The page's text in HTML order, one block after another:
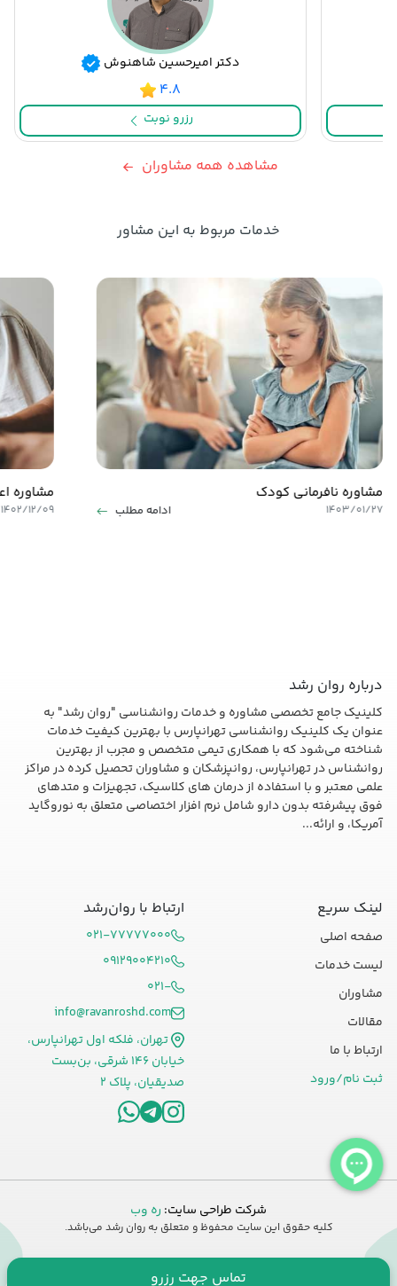
دکتر امیرحسین شاهنوش
۴.۸
رزرو نوبت
مشاهده همه مشاوران
خدمات مربوط به این مشاور
مشاوره نافرمانی کودک
۱۴۰۳/۰۱/۲۷ ادامه مطلب
مشاوره
۱۴۰۲/۱۲/۰۹
تماس جهت رزرو
درباره روان رشد
کلینیک جامع تخصصی مشاوره و خدمات روانشناسی "روان رشد" به
عنوان یک کلینیک روانشناسی تهرانپارس با بهترین کیفیت خدمات
شناخته می‌شود که با همکاری تیمی متخصص و مجرب از بهترین
روانشناس در تهرانپارس، روانپزشکان و مشاوران تحصیل کرده در مراکز
علمی معتبر و با استفاده از درمان های کلاسیک، تجهیزات و متدهای
فوق پیشرفته بدون دارو شامل نرم افزار اختصاصی متعلق به نوروگاید
آمریکا، و ارائه...
لینک سریع
صفحه اصلی
لیست خدمات
مشاوران
مقالات
ارتباط با ما
ثبت نام/ورود
ارتباط با روان‌رشد
۰۲۱-۷۷۷۷۷۰۰۰
۰۹۱۲۹۰۰۴۲۱۰
۰۲۱-
info@ravanroshd.com
تهران، فلکه اول تهرانپارس،
خیابان ۱۴۶ شرقی، بن‌بست
صدیقیان، پلاک ۲
شرکت طراحی سایت: ره وب
کلیه حقوق این سایت محفوظ و متعلق به روان رشد می‌باشد.